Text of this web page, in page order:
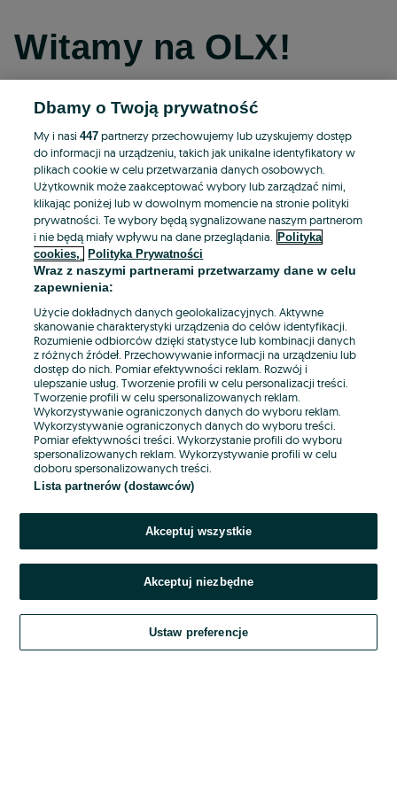
Witamy na OLX!
Kontynuuj przez Facebooka
Kontynuuj przez konto Apple
Kontynuuj przez konto Google
LUB
E-mail
Hasło
Nie pamiętasz hasła?
Zaloguj się
Kontynuując za pośrednictwem jednego z dostawców wskazanych powyżej,
Regulamin serwisu OLX.pl w jego aktualnym brzmieniu.
Dbamy o Twoją prywatność
My i nasi447 partnerzy przechowujemy lub uzyskujemy dostęp
do informacji na urządzeniu, takich jak unikalne identyfikatory w
plikach cookie w celu przetwarzania danych osobowych.
Użytkownik może zaakceptować wybory lub zarządzać nimi,
klikając poniżej lub w dowolnym momencie na stronie polityki
prywatności. Te wybory będą sygnalizowane naszym partnerom
i nie będą miały wpływu na dane przeglądania.
Polityka
cookies,
Polityka Prywatności
Wraz z naszymi partnerami przetwarzamy dane w celu
zapewnienia:
Użycie dokładnych danych geolokalizacyjnych. Aktywne
skanowanie charakterystyki urządzenia do celów identyfikacji.
Rozumienie odbiorców dzięki statystyce lub kombinacji danych
z różnych źródeł. Przechowywanie informacji na urządzeniu lub
dostęp do nich. Pomiar efektywności reklam. Rozwój i
ulepszanie usług. Tworzenie profili w celu personalizacji treści.
Tworzenie profili w celu spersonalizowanych reklam.
Wykorzystywanie ograniczonych danych do wyboru reklam.
Wykorzystywanie ograniczonych danych do wyboru treści.
Pomiar efektywności treści. Wykorzystanie profili do wyboru
spersonalizowanych reklam. Wykorzystywanie profili w celu
doboru spersonalizowanych treści.
Lista partnerów (dostawców)
Akceptuj wszystkie
Akceptuj niezbędne
Ustaw preferencje